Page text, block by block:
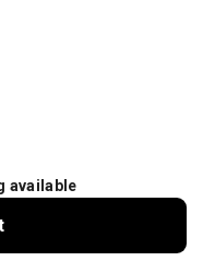
available